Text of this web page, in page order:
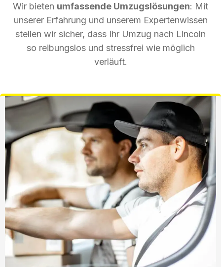
Wir bieten umfassende Umzugslösungen: Mit
unserer Erfahrung und unserem Expertenwissen
stellen wir sicher, dass Ihr Umzug nach Lincoln
so reibungslos und stressfrei wie möglich
verläuft.